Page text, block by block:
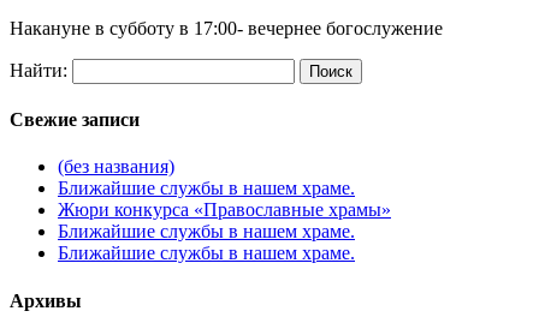
Накануне в субботу в 17:00- вечернее богослужение
Найти:
Свежие записи
(без названия)
Ближайшие службы в нашем храме.
Жюри конкурса «Православные храмы»
Ближайшие службы в нашем храме.
Ближайшие службы в нашем храме.
Архивы